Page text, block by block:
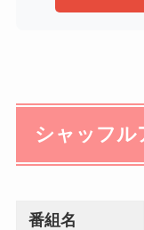
シャッフル
番組名